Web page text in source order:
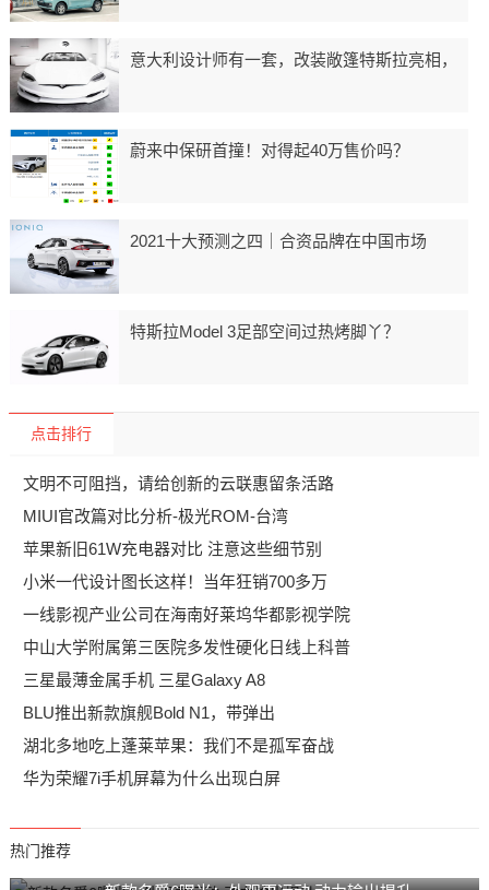
意大利设计师有一套，改装敞篷特斯拉亮相，
蔚来中保研首撞！对得起40万售价吗？
2021十大预测之四｜合资品牌在中国市场
特斯拉Model 3足部空间过热烤脚丫？
点击排行
文明不可阻挡，请给创新的云联惠留条活路
MIUI官改篇对比分析-极光ROM-台湾
苹果新旧61W充电器对比 注意这些细节别
小米一代设计图长这样！当年狂销700多万
一线影视产业公司在海南好莱坞华都影视学院
中山大学附属第三医院多发性硬化日线上科普
三星最薄金属手机 三星Galaxy A8
BLU推出新款旗舰Bold N1，带弹出
湖北多地吃上蓬莱苹果：我们不是孤军奋战
华为荣耀7i手机屏幕为什么出现白屏
热门推荐